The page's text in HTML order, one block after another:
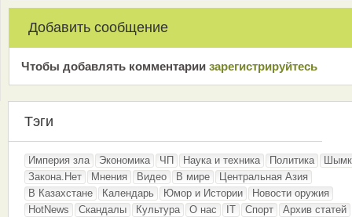
Добавить сообщение
Чтобы добавлять комментарии зарeгиcтрирyйтeсь
Тэги
Империя зла Экономика ЧП Наука и техника Политика
Закона.Нет
Мнения Видео В мире
Центральная Азия
В Казахстане
Календарь Юмор и Истории
Новости оружия
HotNews
Скандалы Культура О нас IT Спорт
Архив статей